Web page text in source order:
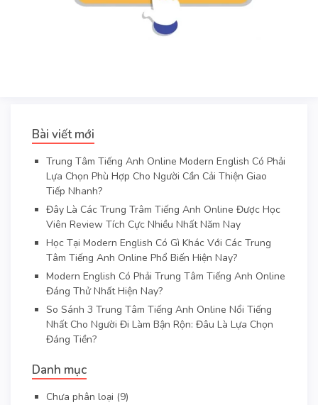
Bài viết mới
Trung Tâm Tiếng Anh Online Modern English Có Phải
Lựa Chọn Phù Hợp Cho Người Cần Cải Thiện Giao
Tiếp Nhanh?
Đây Là Các Trung Trâm Tiếng Anh Online Được Học
Viên Review Tích Cực Nhiều Nhất Năm Nay
Học Tại Modern English Có Gì Khác Với Các Trung
Tâm Tiếng Anh Online Phổ Biến Hiện Nay?
Modern English Có Phải Trung Tâm Tiếng Anh Online
Đáng Thử Nhất Hiện Nay?
So Sánh 3 Trung Tâm Tiếng Anh Online Nổi Tiếng
Nhất Cho Người Đi Làm Bận Rộn: Đâu Là Lựa Chọn
Đáng Tiền?
Danh mục
Chưa phân loại (9)